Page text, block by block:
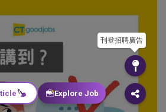
刊登招聘廣告
Explore Job